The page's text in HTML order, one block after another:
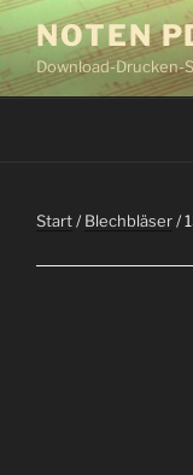
Zum
Inhalt
springen
NOTEN
Download-Drucken-
Start/Blechbläser/